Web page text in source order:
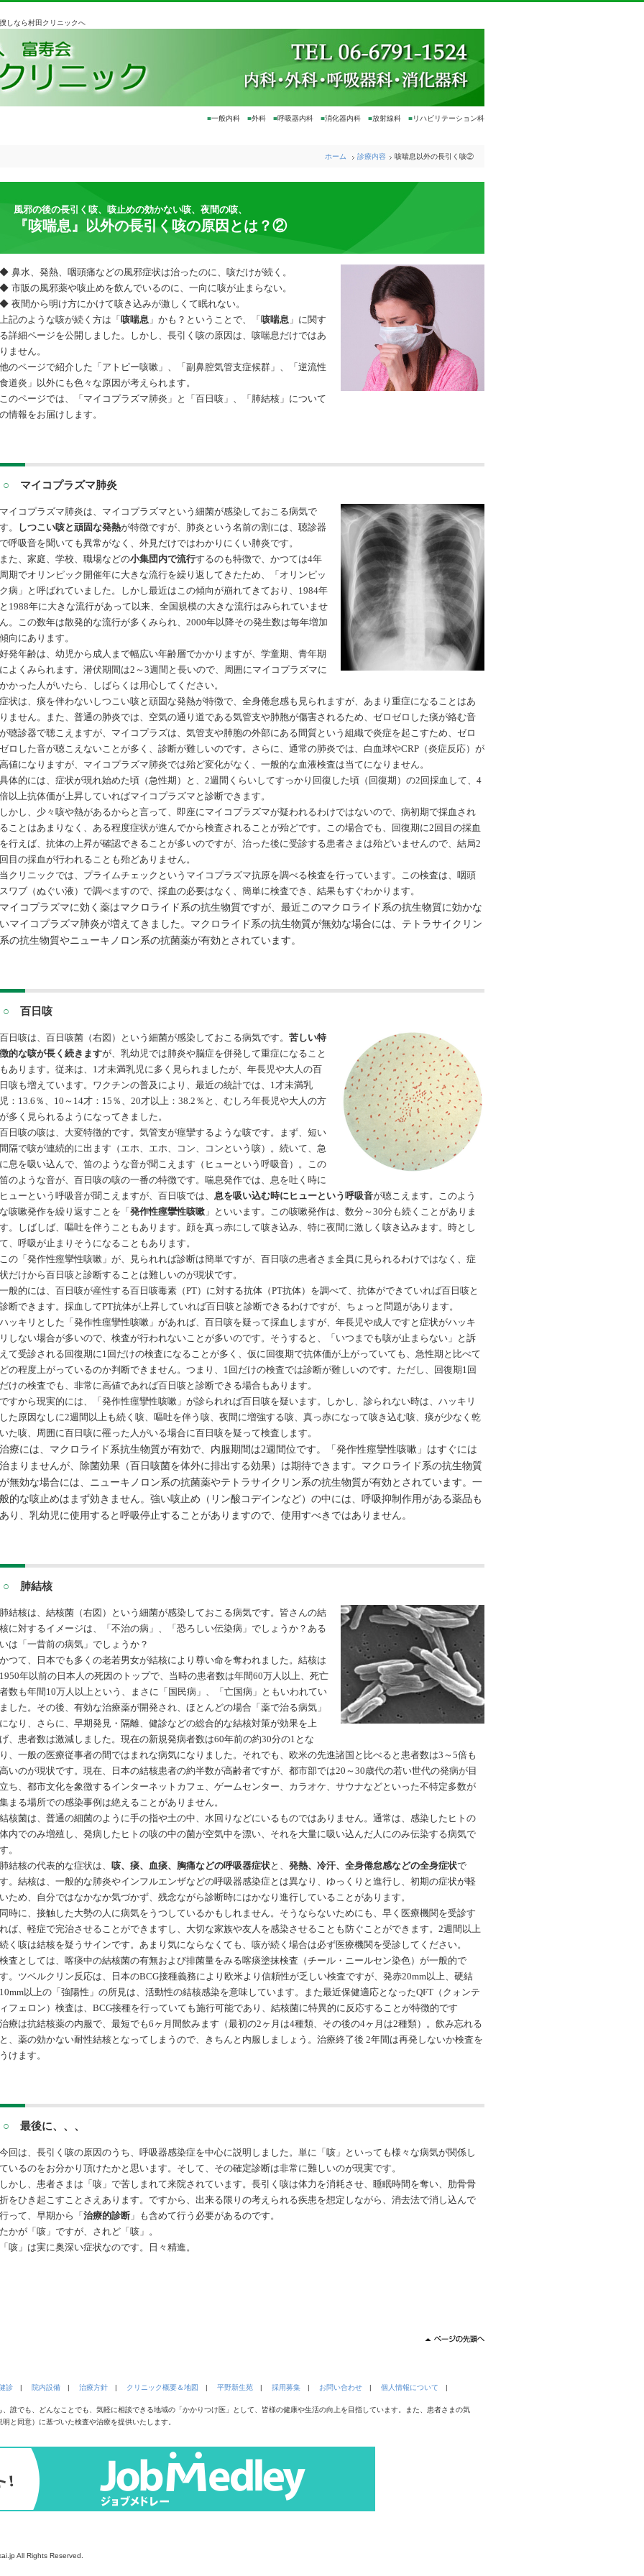
しなら村田クリニックへ
■一般内科 ■外科 ■呼吸器内科 ■消化器内科 ■放射線科 ■リハビリテーション科
ホーム 診療内容 咳喘息以外の長引く咳②
風邪の後の長引く咳、咳止めの効かない咳、夜間の咳、
『咳喘息』以外の長引く咳の原因とは？②
◆ 鼻水、発熱、咽頭痛などの風邪症状は治ったのに、咳だけが続く。
◆ 市販の風邪薬や咳止めを飲んでいるのに、一向に咳が止まらない。
◆ 夜間から明け方にかけて咳き込みが激しくて眠れない。
上記のような咳が続く方は「 咳喘息 」かも？ということで、「 咳喘息 」に関す
る詳細ページを公開しました。しかし、長引く咳の原因は、咳喘息だけではあ
りません。
他のページで紹介した「アトピー咳嗽」、「副鼻腔気管支症候群」、「逆流性
食道炎」以外にも色々な原因が考えられます。
このページでは、「マイコプラズマ肺炎 」と「 百日咳 」、「肺結核」について
の情報をお届けします。
○ マイコプラズマ肺炎
マイコプラズマ肺炎は、 マイコプラズマという細菌が感染しておこる病気で
す。
しつこい咳と頑固な発熱が特徴ですが、肺炎という名前の割には、聴診器
で呼吸音を聞いても異常がなく、外見だけではわかりにくい肺炎です。
また、 家庭、学校、職場などの小集団内で流行するのも特徴で、かつては4年
周期でオリンピック開催年に大きな流行を繰り返してきたため、「オリンピッ
ク病」と呼ばれていました。しかし最近はこの傾向が崩れてきており、1984年
と1988年に大きな流行があって以来、全国規模の大きな流行はみられていませ
ん。この数年は散発的な流行が多くみられ、2000年以降その発生数は毎年増加
傾向にあります。
好発年齢は、幼児から成人まで幅広い年齢層でかかりますが、学童期、青年期
によくみられます。潜伏期間は2～3週間と長いので、周囲にマイコプラズマに
かかった人がいたら、しばらくは用心してください。
症状は、痰を伴わないしつこい咳と頑固な発熱が特徴で、全身倦怠感も見られますが、あまり重症になることはあ
りません。また、 普通の肺炎では、空気の通り道である気管支や肺胞が傷害されるため、ゼロゼロした痰が絡む音
が聴診器で聴こえますが、マイコプラズは、気管支や肺胞の外部にある間質という組織で炎症を起こすため、ゼロ
ゼロした音が聴こえないことが多く、 診断が難しいのです。 さらに、通常の肺炎では、白血球やCRP（炎症反応）が
高値になりますが、マイコプラズマ肺炎では殆ど変化がなく、一般的な血液検査は当てになりません。
具体的には、症状が現れ始めた頃（急性期）と、 2週間くらいしてすっかり回復した頃（回復期）の2回採血して、4
倍以上抗体価が上昇していればマイコプラズマと診断できます。
しかし、少々咳や熱があるからと言って、即座にマイコプラズマが疑われるわけではないので、病初期で採血され
ることはあまりなく、ある程度症状が進んでから検査されることが殆どです。この場合でも、回復期に2回目の採血
を行えば、抗体の上昇が確認できることが多いのですが、治った後に受診する患者さまは殆どいませんので、結局2
回目の採血が行われることも殆どありません。
当クリニックでは、 プライムチェック というマイコプラズマ抗原を調べる検査を行っています。この検査は、咽頭
スワブ（ぬぐい液）で調べますので、採血の必要はなく、簡単に検査でき、結果もすぐわかります。
マイコプラズマに効く薬はマクロライド系の抗生物質ですが、最近このマクロライド系の抗生物質に効かな
いマイコプラズマ肺炎が増えてきました。マクロライド系の抗生物質が無効な場合には、テトラサイクリン
系の抗生物質やニューキノロン系の抗菌薬が有効とされています。
○ 百日咳
百日咳は、百日咳菌（右図）という細菌が感染しておこる病気です。 苦しい特
徴的な咳が長く続きますが、乳幼児では肺炎や脳症を併発して重症になること
もあります。従来は、 1才未満乳児に多く見られましたが、年長児や大人の百
日咳も増えています。ワクチンの普及により、最近の統計では、1才未満乳
児：13.6％、10～14才：15％、20才以上：38.2％と、むしろ年長児や大人の方
が多く見られるようになってきました。
百日咳の咳は、大変特徴的です。気管支が痙攣するような咳です。まず、短い
間隔で咳が連続的に出ます（エホ、エホ、コン、コンという咳）。続いて、急
に息を吸い込んで、笛のような音が聞こえます（ヒューという呼吸音）。この
笛のような音が、百日咳の咳の一番の特徴です。喘息発作では、息を吐く時に
ヒューという呼吸音が聞こえますが、百日咳では、 息を吸い込む時にヒューという呼吸音が聴こえます。このよう
な咳嗽発作を繰り返すことを「 発作性痙攣性咳嗽 」といいます。この咳嗽発作は、数分～ 30分も続くことがありま
す。しばしば、嘔吐を伴うこともあります。顔を真っ赤にして咳き込み、特に夜間に激しく咳き込みます。時とし
て、呼吸が止まりそうになることもあります。
この「発作性痙攣性咳嗽」が、見られれば診断は簡単ですが、百日咳の患者さま全員に見られるわけではなく、症
状だけから百日咳と診断することは難しいのが現状です。
一般的には、百日咳が産性する百日咳毒素（PT）に対する抗体（PT抗体）を調べて、抗体ができていれば百日咳と
診断できます。採血してPT抗体が上昇していれば百日咳と診断できるわけですが、ちょっと問題があります。
ハッキリとした「発作性痙攣性咳嗽」があれば、百日咳を疑って採血しますが、年長児や成人ですと症状がハッキ
リしない場合が多いので、検査が行われないことが多いのです。そうすると、「いつまでも咳が止まらない」と訴
えて受診される回復期に1回だけの検査になることが多く、仮に回復期で抗体価が上がっていても、急性期と比べて
どの程度上がっているのか判断できません。つまり、1回だけの検査では診断が難しいのです。ただし、回復期1回
だけの検査でも、非常に高値であれば百日咳と診断できる場合もあります。
ですから現実的には、「発作性痙攣性咳嗽」が診られれば百日咳を疑います。しかし、診られない時は、ハッキリ
した原因なしに2週間以上も続く咳、嘔吐を伴う咳、夜間に増強する咳、真っ赤になって咳き込む咳、痰が少なく乾
いた咳、周囲に百日咳に罹った人がいる場合に百日咳を疑って検査します。
治療には、マクロライド系抗生物質が有効で、内服期間は2週間位です。「発作性痙攣性咳嗽」はすぐには
治まりませんが、除菌効果（百日咳菌を体外に排出する効果）は期待できます。マクロライド系の抗生物質
が無効な場合には、ニューキノロン系の抗菌薬やテトラサイクリン系の抗生物質が有効とされています。一
般的な咳止めはまず効きません。強い咳止め（リン酸コデインなど）の中には、呼吸抑制作用がある薬品も
あり、乳幼児に使用すると呼吸停止することがありますので、使用すべきではありません。
○ 肺結核
肺結核は、結核菌（右図）という細菌が感染しておこる病気です。皆さんの結
核に対するイメージは、「不治の病」、「恐ろしい伝染病」でしょうか？ある
いは「一昔前の病気」でしょうか？
かつて、日本でも多くの老若男女が結核により尊い命を奪われました。結核は
1950年以前の日本人の死因のトップで、当時の患者数は年間60万人以上、死亡
者数も年間10万人以上という、まさに「国民病」、「亡国病」ともいわれてい
ました。その後、有効な治療薬が開発され、ほとんどの場合「薬で治る病気」
になり、さらに、早期発見・隔離、健診などの総合的な結核対策が効果を上
げ、患者数は激減しました。現在の新規発病者数は60年前の約30分の1とな
り、一般の医療従事者の間ではまれな病気になりました。それでも、欧米の先進諸国と比べると患者数は3～5倍も
高いのが現状です。現在、日本の結核患者の約半数が高齢者ですが、都市部では20～30歳代の若い世代の発病が目
立ち、都市文化を象徴するインターネットカフェ、ゲームセンター、カラオケ、サウナなどといった不特定多数が
集まる場所での感染事例は絶えることがありません。
結核菌は、普通の細菌のように手の指や土の中、水回りなどにいるものではありません。通常は、感染したヒトの
体内でのみ増殖し、発病したヒトの咳の中の菌が空気中を漂い、それを大量に吸い込んだ人にのみ伝染する病気で
す。
肺結核の代表的な症状は、 咳、痰、血痰、胸痛などの呼吸器症状と、 発熱、冷汗、全身倦怠感などの全身症状で
す。結核は、一般的な肺炎やインフルエンザなどの呼吸器感染症とは異なり、ゆっくりと進行し、初期の症状が軽
いため、自分ではなかなか気づかず、残念ながら診断時にはかなり進行していることがあります。
同時に、接触した大勢の人に病気をうつしているかもしれません。そうならないためにも、早く医療機関を受診す
れば、軽症で完治させることができますし、大切な家族や友人を感染させることも防ぐことができます。 2週間以上
続く咳は結核を疑うサインです。あまり気にならなくても、咳が続く場合は必ず医療機関を受診してください。
検査としては、喀痰中の結核菌の有無および排菌量をみる喀痰塗抹検査（チール・ニールセン染色）が一般的で
す。ツベルクリン反応は、日本のBCG接種義務により欧米より信頼性が乏しい検査ですが、発赤20mm以上、硬結
10mm以上の「強陽性」の所見は、活動性の結核感染を意味しています。また最近保健適応となったQFT（クォンテ
ィフェロン）検査は、BCG接種を行っていても施行可能であり、結核菌に特異的に反応することが特徴的です
治療は抗結核薬の内服で、最短でも6ヶ月間飲みます（最初の2ヶ月は4種類、その後の4ヶ月は2種類）。飲み忘れる
と、薬の効かない耐性結核となってしまうので、きちんと内服しましょう。治療終了後 2年間は再発しないか検査を
うけます。
○ 最後に、、、
今回は、長引く咳の原因のうち、呼吸器感染症を中心に説明しました。単に「咳」といっても様々な病気が関係し
ているのをお分かり頂けたかと思います。そして、その確定診断は非常に難しいのが現実です。
しかし、患者さまは「咳」で苦しまれて来院されています。長引く咳は体力を消耗させ、睡眠時間を奪い、肋骨骨
折をひき起こすことさえあります。ですから、出来る限りの考えられる疾患を想定しながら、消去法で消し込んで
行って、早期から「 治療的診断 」も含めて行う必要があるのです。
たかが「咳」ですが、されど「咳」。
「咳」は実に奥深い症状なのです。日々精進。
診 | 院内設備 | 治療方針 | クリニック概要＆地図 | 平野新生苑 | 採用募集 | お問い合わせ | 個人情報について |
誰でも、どんなことでも、気軽に相談できる地域の「かかりつけ医」として、皆様の健康や生活の向上を目指しています。また、患者さまの気
と同意）に基づいた検査や治療を提供いたします。
All Rights Reserved.